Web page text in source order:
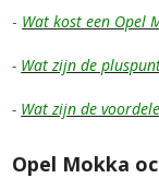
- Wat kost een Opel
- Wat zijn de
- Wat zijn de
Opel Mokka